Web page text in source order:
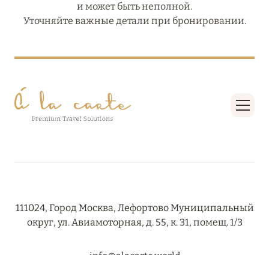
и может быть неполной.
Уточняйте важные детали при бронировании.
111024, Город Москва, Лефортово Муниципальный
округ, ул. Авиамоторная, д. 55, к. 31, помещ. 1/3